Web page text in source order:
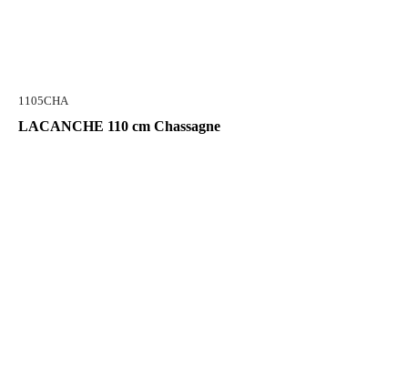
1105CHA
LACANCHE 110 cm Chassagne